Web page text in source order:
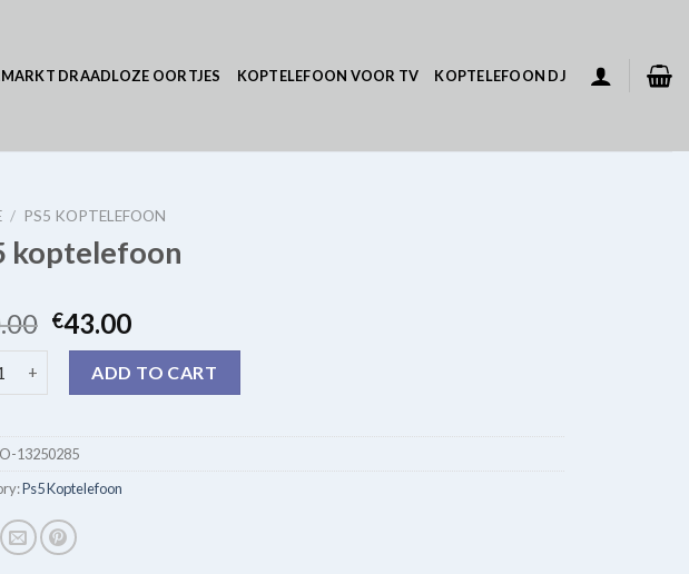
DRAADLOZE OORTJES KOPTELEFOON VOOR TV KOPTELEFOON DJ
/ PS5 KOPTELEFOON
koptelefoon
€43.00
ADD TO CART
13250285
Ps5 Koptelefoon